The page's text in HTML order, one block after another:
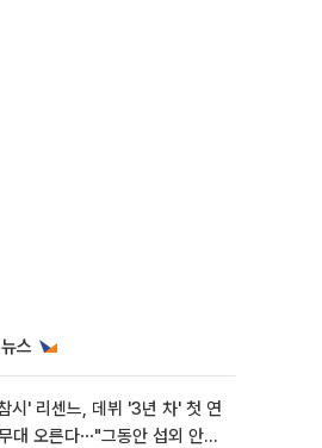
스
시' 리센느, 데뷔 '3년 차' 첫 연
대 오른다⋯"그동안 섭외 안